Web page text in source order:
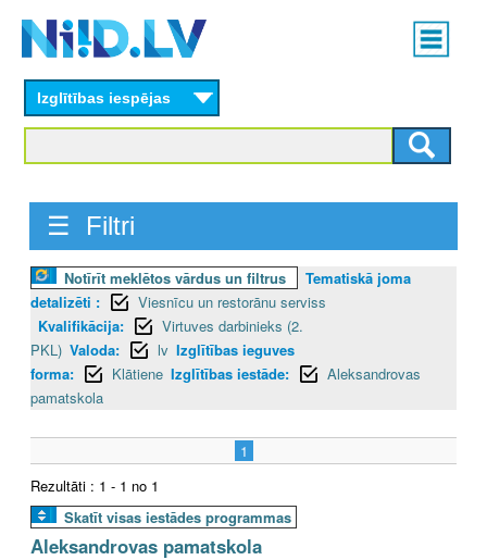
content
Main
menu
Izglītības iespējas
☰ Filtri
Notīrīt meklētos vārdus un filtrus
Tematiskā joma
detalizēti :
Viesnīcu un restorānu serviss
Kvalifikācija:
Virtuves darbinieks (2.
PKL) Valoda: lv Izglītības ieguves
forma:
Klātiene Izglītības iestāde:
Aleksandrovas
pamatskola
1
Rezultāti : 1 - 1 no 1
Skatīt visas iestādes programmas
Aleksandrovas pamatskola